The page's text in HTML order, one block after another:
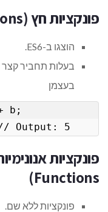
פונקציות חץ (Arrow Functions)
הוצגו ב-ES6.
בעלות תחביר קצר
בעצמן
b;
Output: 5
Functions)
פונקציות ללא שם.